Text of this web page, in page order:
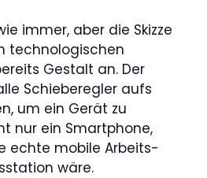
immer, aber die Skizze
technologischen
Gestalt an. Der
Schieberegler aufs
um ein Gerät zu
nur ein Smartphone,
echte mobile Arbeits-
wäre.